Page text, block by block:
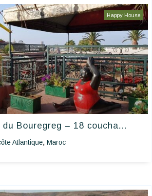
Happy House
du Bouregreg – 18 coucha...
Atlantique, Maroc